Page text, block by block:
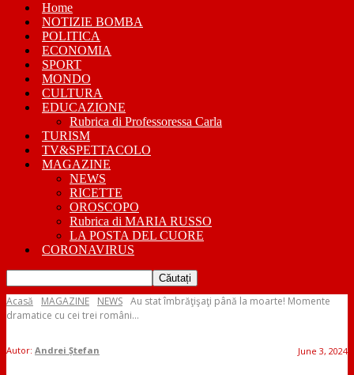
Home
NOTIZIE BOMBA
POLITICA
ECONOMIA
SPORT
MONDO
CULTURA
EDUCAZIONE
Rubrica di Professoressa Carla
TURISM
TV&SPETTACOLO
MAGAZINE
NEWS
RICETTE
OROSCOPO
Rubrica di MARIA RUSSO
LA POSTA DEL CUORE
CORONAVIRUS
Acasă MAGAZINE NEWS Au stat îmbrăţişaţi până la moarte! Momente
dramatice cu cei trei români...
June 3, 2024
Autor: Andrei Ștefan